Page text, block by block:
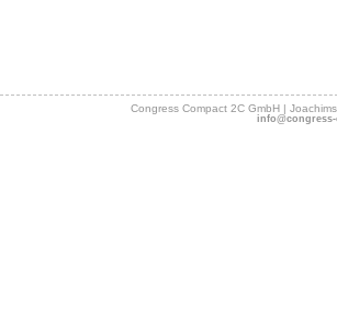
Congress Compact 2C GmbH |